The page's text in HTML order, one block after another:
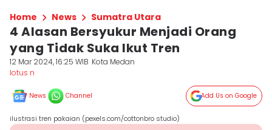
Home News Sumatra Utara
4 Alasan Bersyukur Menjadi Orang
yang Tidak Suka Ikut Tren
12 Mar 2024, 16:25 WIB Kota Medan
lotus n
News Channel Add Us on Google
ilustrasi tren pakaian (pexels.com/cottonbro studio)